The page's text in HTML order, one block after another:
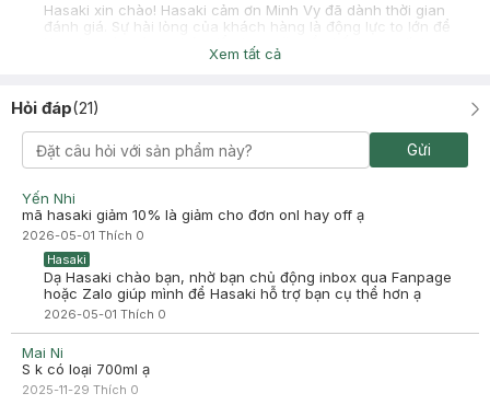
Hasaki xin chào! Hasaki cảm ơn Minh Vy đã dành thời gian
đánh giá. Sự hài lòng của khách hàng là động lực to lớn để
Hasaki ngày càng phát triển hơn nữa về chất lượng dịch vụ.
Cảm ơn bạn đã tin tưởng và mua sắm tại Hasaki!
2023-11-19
Mình đã dùng qua dòng sữa tắm này của St.Ives và thấy hài
lòng, dùng sạch, mịn da và không rít.
Xem tất cả
Hỏi đáp(21)
Gửi
Yến Nhi
mã hasaki giảm 10% là giảm cho đơn onl hay off ạ
2026-05-01 Thích 0
Hasaki
Dạ Hasaki chào bạn, nhờ bạn chủ động inbox qua Fanpage
hoặc Zalo giúp mình để Hasaki hỗ trợ bạn cụ thể hơn ạ
2026-05-01 Thích 0
Mai Ni
S k có loại 700ml ạ
2025-11-29 Thích 0